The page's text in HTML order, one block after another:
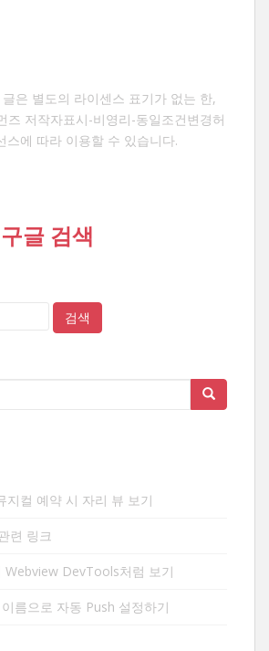
은 별도의 라이센스 표기가 없는 한,
즈 저작자표시-비영리-동일조건변경허
스에 따라 이용할 수 있습니다.
글 검색
지컬 예약 시 자리 뷰 보기
련 링크
Webview DevTools처럼 보기
름으로 자동 Push 설정하기